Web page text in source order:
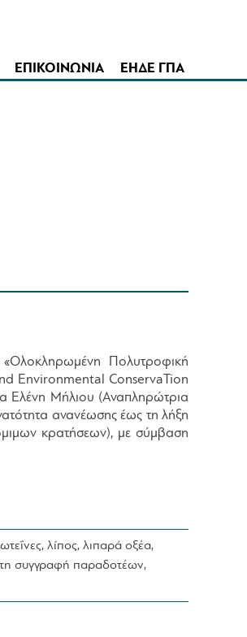
ΕΠΙΚΟΙΝΩΝΙΑ ΕΗΔΕ ΓΠΑ
Πολυτροφική
Environmental ConservaTion
Ελένη Μήλιου (Αναπληρώτρια
ανανέωσης έως τη λήξη
κρατήσεων), με σύμβαση
λίπος, λιπαρά οξέα,
συγγραφή παραδοτέων,